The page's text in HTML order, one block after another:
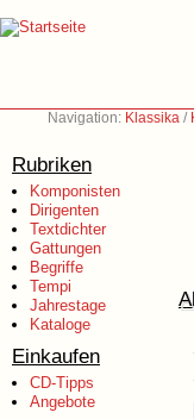
Navigation: Klassika /
Rubriken
Komponisten
Dirigenten
Textdichter
Gattungen
Begriffe
Tempi
Jahrestage
Kataloge
Einkaufen
CD-Tipps
Angebote